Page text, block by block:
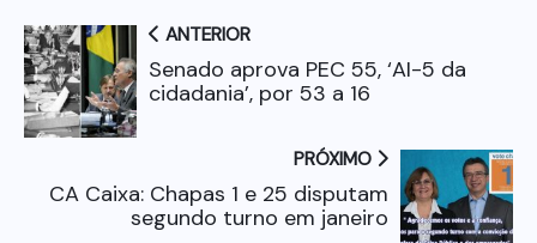
ANTERIOR
Senado aprova PEC 55, ‘AI-5 da
cidadania’, por 53 a 16
PRÓXIMO
CA Caixa: Chapas 1 e 25 disputam
segundo turno em janeiro